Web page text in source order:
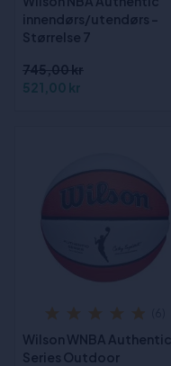
innendørs/utendørs -
Størrelse 7
745,00 kr
521,00 kr
Wilson WNBA Authentic
Series Outdoor